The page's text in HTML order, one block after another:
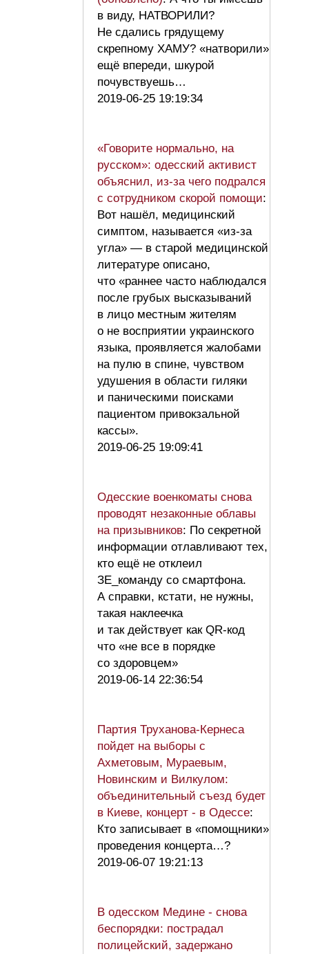
в виду, НАТВОРИЛИ?
Не сдались грядущему
скрепному ХАМУ? «натворили»
ещё впереди, шкурой
почувствуешь…
2019-06-25 19:19:34
«Говорите нормально, на
русском»: одесский активист
объяснил, из-за чего подрался
с сотрудником скорой помощи:
Вот нашёл, медицинский
симптом, называется «из-за
угла» — в старой медицинской
литературе описано,
что «раннее часто наблюдался
после грубых высказываний
в лицо местным жителям
о не восприятии украинского
языка, проявляется жалобами
на пулю в спине, чувством
удушения в области гиляки
и паническими поисками
пациентом привокзальной
кассы».
2019-06-25 19:09:41
Одесские военкоматы снова
проводят незаконные облавы
на призывников: По секретной
информации отлавливают тех,
кто ещё не отклеил
ЗЕ_команду со смартфона.
А справки, кстати, не нужны,
такая наклеечка
и так действует как QR-код
что «не все в порядке
со здоровцем»
2019-06-14 22:36:54
Партия Труханова-Кернеса
пойдет на выборы с
Ахметовым, Мураевым,
Новинским и Вилкулом:
объединительный съезд будет
в Киеве, концерт - в Одессе:
Кто записывает в «помощники»
проведения концерта…?
2019-06-07 19:21:13
В одесском Медине - снова
беспорядки: пострадал
полицейский, задержано